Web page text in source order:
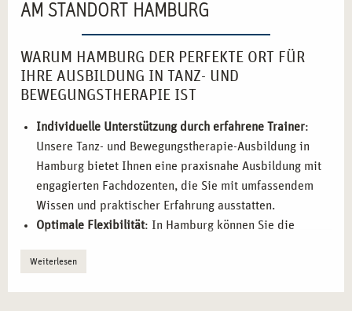
AM STANDORT HAMBURG
WARUM HAMBURG DER PERFEKTE ORT FÜR
IHRE AUSBILDUNG IN TANZ- UND
BEWEGUNGSTHERAPIE IST
Individuelle Unterstützung durch erfahrene Trainer:
Unsere Tanz- und Bewegungstherapie-Ausbildung in
Hamburg bietet Ihnen eine praxisnahe Ausbildung mit
engagierten Fachdozenten, die Sie mit umfassendem
Wissen und praktischer Erfahrung ausstatten.
Optimale Flexibilität: In Hamburg können Sie die
absolvieren. So können Sie Ihre Karriereziele flexibel
Weiterlesen